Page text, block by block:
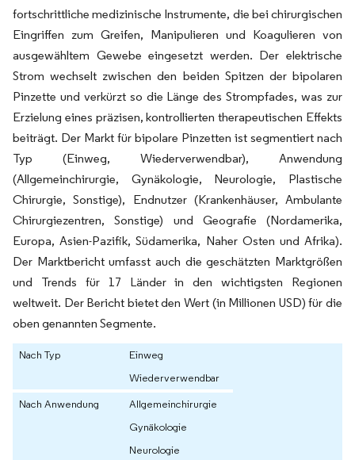
fortschrittliche medizinische Instrumente, die bei chirurgischen
Eingriffen zum Greifen, Manipulieren und Koagulieren von
ausgewähltem Gewebe eingesetzt werden. Der elektrische
Strom wechselt zwischen den beiden Spitzen der bipolaren
Pinzette und verkürzt so die Länge des Strompfades, was zur
Erzielung eines präzisen, kontrollierten therapeutischen Effekts
beiträgt. Der Markt für bipolare Pinzetten ist segmentiert nach
Typ (Einweg, Wiederverwendbar), Anwendung
(Allgemeinchirurgie, Gynäkologie, Neurologie, Plastische
Chirurgie, Sonstige), Endnutzer (Krankenhäuser, Ambulante
Chirurgiezentren, Sonstige) und Geografie (Nordamerika,
Europa, Asien-Pazifik, Südamerika, Naher Osten und Afrika).
Der Marktbericht umfasst auch die geschätzten Marktgrößen
und Trends für 17 Länder in den wichtigsten Regionen
weltweit. Der Bericht bietet den Wert (in Millionen USD) für die
oben genannten Segmente.
Nach Typ
Einweg
Wiederverwendbar
Nach Anwendung
Allgemeinchirurgie
Gynäkologie
Neurologie